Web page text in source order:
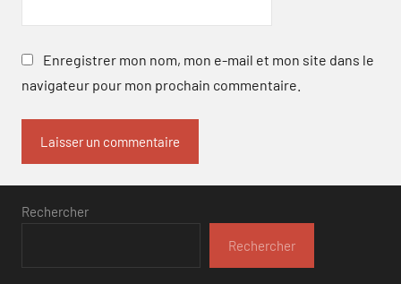
Enregistrer mon nom, mon e-mail et mon site dans le
navigateur pour mon prochain commentaire.
Rechercher
Rechercher